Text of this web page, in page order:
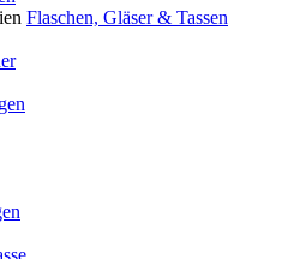
Flaschen, Gläser & Tassen